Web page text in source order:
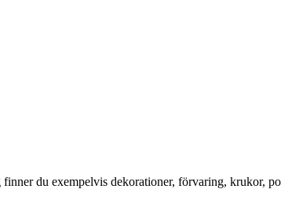
du exempelvis dekorationer, förvaring, krukor,